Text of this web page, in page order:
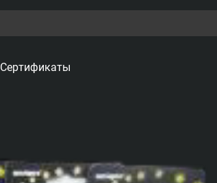
Сертификаты